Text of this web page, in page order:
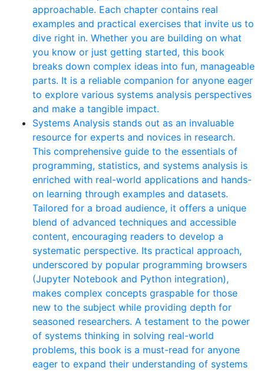
approachable. Each chapter contains real
examples and practical exercises that invite us to
dive right in. Whether you are building on what
you know or just getting started, this book
breaks down complex ideas into fun, manageable
parts. It is a reliable companion for anyone eager
to explore various systems analysis perspectives
and make a tangible impact.
Systems Analysis stands out as an invaluable
resource for experts and novices in research.
This comprehensive guide to the essentials of
programming, statistics, and systems analysis is
enriched with real-world applications and hands-
on learning through examples and datasets.
Tailored for a broad audience, it offers a unique
blend of advanced techniques and accessible
content, encouraging readers to develop a
systematic perspective. Its practical approach,
underscored by popular programming browsers
(Jupyter Notebook and Python integration),
makes complex concepts graspable for those
new to the subject while providing depth for
seasoned researchers. A testament to the power
of systems thinking in solving real-world
problems, this book is a must-read for anyone
eager to expand their understanding of systems